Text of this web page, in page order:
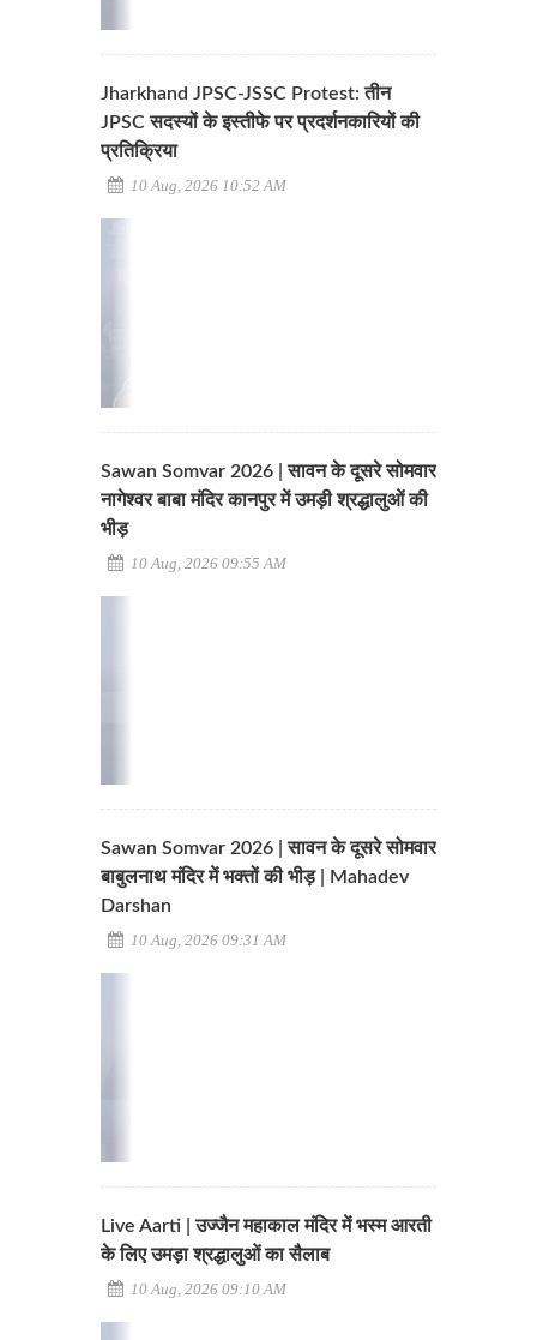
Jharkhand JPSC-JSSC Protest: तीन
JPSC सदस्यों के इस्तीफे पर प्रदर्शनकारियों की
प्रतिक्रिया
10 Aug, 2026 10:52 AM
Sawan Somvar 2026 | सावन के दूसरे सोमवार
नागेश्वर बाबा मंदिर कानपुर में उमड़ी श्रद्धालुओं की
भीड़
10 Aug, 2026 09:55 AM
Sawan Somvar 2026 | सावन के दूसरे सोमवार
बाबुलनाथ मंदिर में भक्तों की भीड़ | Mahadev
Darshan
10 Aug, 2026 09:31 AM
Live Aarti | उज्जैन महाकाल मंदिर में भस्म आरती
के लिए उमड़ा श्रद्धालुओं का सैलाब
10 Aug, 2026 09:10 AM